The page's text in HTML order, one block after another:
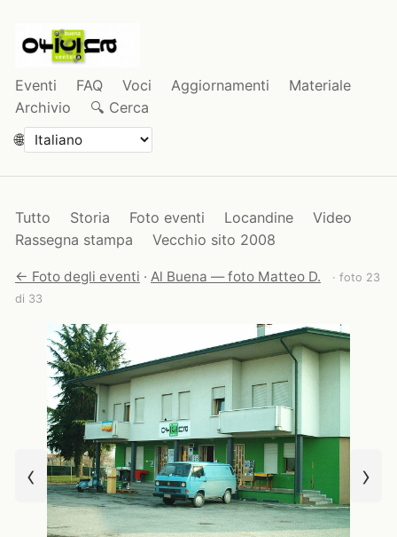
Eventi FAQ Voci Aggiornamenti
Materiale
Archivio
🔍 Cerca
🌐
Tutto Storia Foto eventi Locandine
Video
Rassegna stampa
Vecchio sito 2008
← Foto degli eventi · Al Buena — foto Matteo D.
· foto 23
di 33
‹ ›